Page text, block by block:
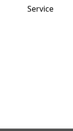
Service